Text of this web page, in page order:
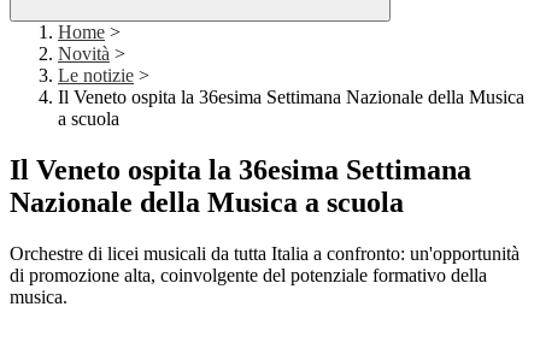
Home >
Novità >
Le notizie >
Il Veneto ospita la 36esima Settimana Nazionale della Musica
a scuola
Il Veneto ospita la 36esima Settimana
Nazionale della Musica a scuola
Orchestre di licei musicali da tutta Italia a confronto: un'opportunità
di promozione alta, coinvolgente del potenziale formativo della
musica.